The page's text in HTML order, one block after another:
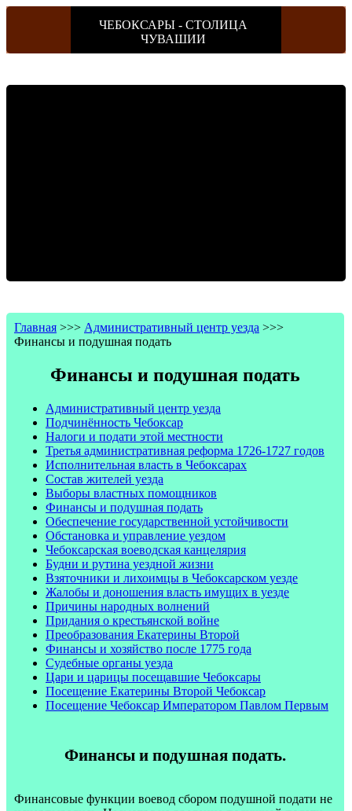
ЧЕБОКСАРЫ - СТОЛИЦА
ЧУВАШИИ
Главная >>> Административный центр уезда >>>
Финансы и подушная подать
Финансы и подушная подать
Административный центр уезда
Подчинённость Чебоксар
Налоги и подати этой местности
Третья административная реформа 1726-1727 годов
Исполнительная власть в Чебоксарах
Состав жителей уезда
Выборы властных помощников
Финансы и подушная подать
Обеспечение государственной устойчивости
Обстановка и управление уездом
Чебоксарская воеводская канцелярия
Будни и рутина уездной жизни
Взяточники и лихоимцы в Чебоксарском уезде
Жалобы и доношения власть имущих в уезде
Причины народных волнений
Придания о крестьянской войне
Преобразования Екатерины Второй
Финансы и хозяйство после 1775 года
Судебные органы уезда
Цари и царицы посещавшие Чебоксары
Посещение Екатерины Второй Чебоксар
Посещение Чебоксар Императором Павлом Первым
Финансы и подушная подать.
Финансовые функции воевод сбором подушной подати не